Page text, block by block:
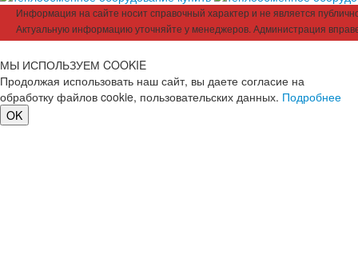
Информация на сайте носит справочный характер и не является
Актуальную информацию уточняйте у менеджеров. Администрация
МЫ ИСПОЛЬЗУЕМ COOKIE
Продолжая использовать наш сайт, вы даете согласие на
обработку файлов cookie, пользовательских данных. Подробнее
OK